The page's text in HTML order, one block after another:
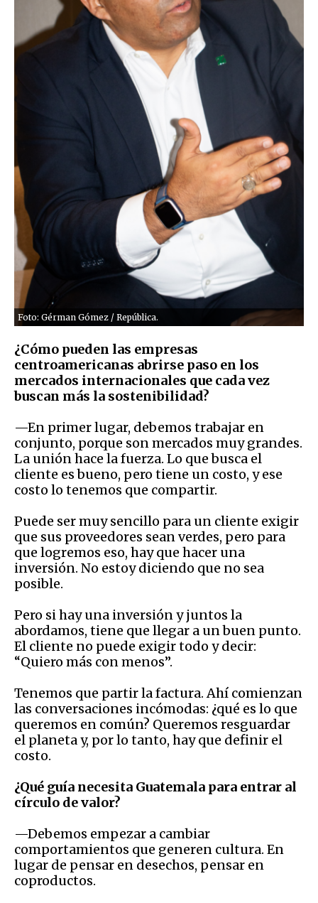
Foto: Gérman Gómez / República.
¿Cómo pueden las empresas
centroamericanas abrirse paso en los
mercados internacionales que cada vez
buscan más la sostenibilidad?
—En primer lugar, debemos trabajar en
conjunto, porque son mercados muy grandes.
La unión hace la fuerza. Lo que busca el
cliente es bueno, pero tiene un costo, y ese
costo lo tenemos que compartir.
Puede ser muy sencillo para un cliente exigir
que sus proveedores sean verdes, pero para
que logremos eso, hay que hacer una
inversión. No estoy diciendo que no sea
posible.
Pero si hay una inversión y juntos la
abordamos, tiene que llegar a un buen punto.
El cliente no puede exigir todo y decir:
“Quiero más con menos”.
Tenemos que partir la factura. Ahí comienzan
las conversaciones incómodas: ¿qué es lo que
queremos en común? Queremos resguardar
el planeta y, por lo tanto, hay que definir el
costo.
¿Qué guía necesita Guatemala para entrar al
círculo de valor?
—Debemos empezar a cambiar
comportamientos que generen cultura. En
lugar de pensar en desechos, pensar en
coproductos.